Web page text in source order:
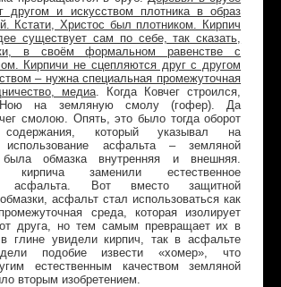
другом и искусством плотника в образ
Кстати, Христос был плотником. Кирпич
существует сам по себе, так сказать,
в своём формальном равенстве с
Кирпичи не сцепляются друг с другом
– нужна специальная промежуточная
медиа. Когда Ковчег строился,
на земляную смолу (гофер). Да
смолою. Опять, это было тогда оборот
содержания, который указывал на
использование асфальта – земляной
обмазка внутренняя и внешняя.
кирпича заменили естественное
асфальта. Вот вместо защитной
асфальт стал использоваться как
среда, которая изолирует
от друга, но тем самым превращает их в
глине увидели кирпич, так в асфальте
подобие извести «хомер», что
естественным качеством земляной
вторым изобретением.